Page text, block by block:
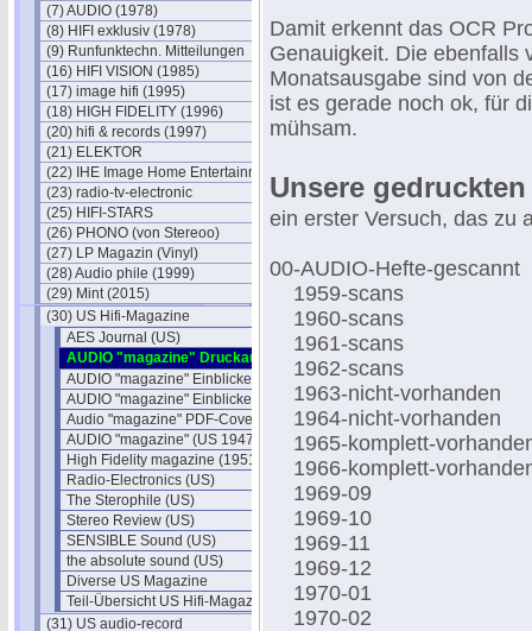
(7) AUDIO (1978)
(8) HIFI exklusiv (1978)
(9) Runfunktechn. Mitteilungen
(16) HIFI VISION (1985)
(17) image hifi (1995)
(18) HIGH FIDELITY (1996)
(20) hifi & records (1997)
(21) ELEKTOR
(22) IHE Image Home Entertainment
(23) radio-tv-electronic
(25) HIFI-STARS
(26) PHONO (von Stereoo)
(27) LP Magazin (Vinyl)
(28) Audio phile (1999)
(29) Mint (2015)
(30) US Hifi-Magazine
AES Journal (US)
AUDIO "magazine" Druckausgaben
AUDIO "magazine" Einblicke 1
AUDIO "magazine" Einblicke 2
Audio "magazine" PDF-Cover
AUDIO "magazine" (US 1947)
High Fidelity magazine (1951)
Radio-Electronics (US)
The Sterophile (US)
Stereo Review (US)
SENSIBLE Sound (US)
the absolute sound (US)
Diverse US Magazine
Teil-Übersicht US Hifi-Magazine
(31) US audio-record
Damit erkennt das OCR
Genauigkeit. Die ebenfalls
Monatsausgabe sind von
ist es gerade noch ok, für
mühsam.
Unsere
ein erster Versuch, das zu
00-AUDIO-Hefte-
1959-scans
1960-scans
1961-scans
1962-scans
1963-nicht-vorhanden
1964-nicht-vorhanden
1965-komplett-
1966-komplett-
1969-09
1969-10
1969-11
1969-12
1970-01
1970-02